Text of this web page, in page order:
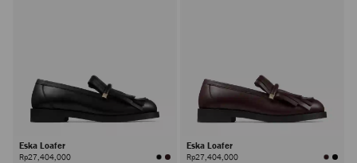
Eska Loafer
Rp27,404,000
Eska Loafer
Rp27,404,000